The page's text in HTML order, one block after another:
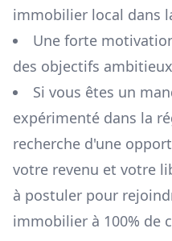
immobilier local dans
Une forte
des objectifs ambitieux
Si vous êtes un
expérimenté dans la
recherche d'une
votre revenu et votre
à postuler pour
immobilier à 100% de